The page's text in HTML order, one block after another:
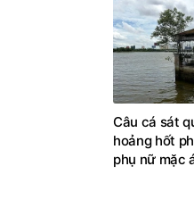
Câu cá sát
hoảng hốt
phụ nữ mặc